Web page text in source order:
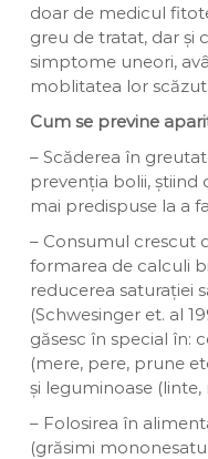
doar de medicul
greu de tratat, dar și
simptome uneori,
moblitatea lor
Cum se previne
– Scăderea în
prevenția bolii, știind
mai predispuse la a
– Consumul crescut
formarea de calculi
reducerea saturației
(Schwesinger et. al
găsesc în special în:
(mere, pere, prune
și leguminoase (linte,
– Folosirea în
(grăsimi